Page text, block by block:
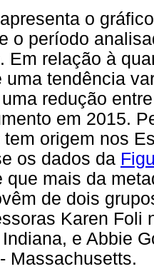
apresenta o
o período
Em relação à
uma tendência
redução
em 2015.
origem nos
os dados da
que mais da
de dois
Karen Foli
e Abbie
Massachusetts.